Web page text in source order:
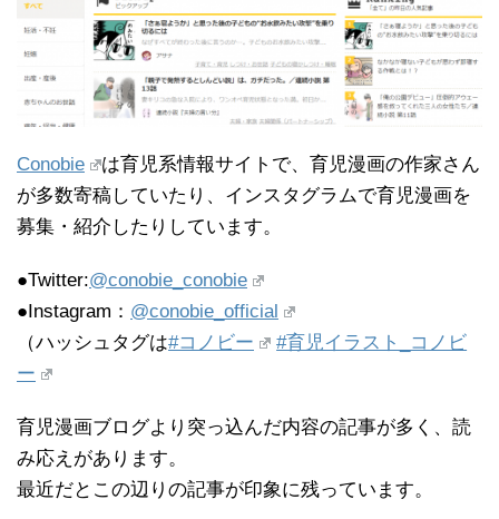
Conobie
は育児系情報サイトで、育児漫画の作家さん
が多数寄稿していたり、インスタグラムで育児漫画を
募集・紹介したりしています。
●Twitter:@conobie_conobie
●Instagram： @conobie_official
（ハッシュタグは#コノビー
#育児イラスト_コノビ
ー
育児漫画ブログより突っ込んだ内容の記事が多く、読
み応えがあります。
最近だとこの辺りの記事が印象に残っています。